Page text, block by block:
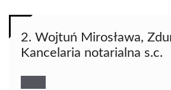
2. Wojtuń Mirosława,
Kancelaria notarialna s.c.